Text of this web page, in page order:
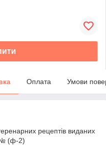
Оплата Умови
рецептів виданих
№ (ф-2)